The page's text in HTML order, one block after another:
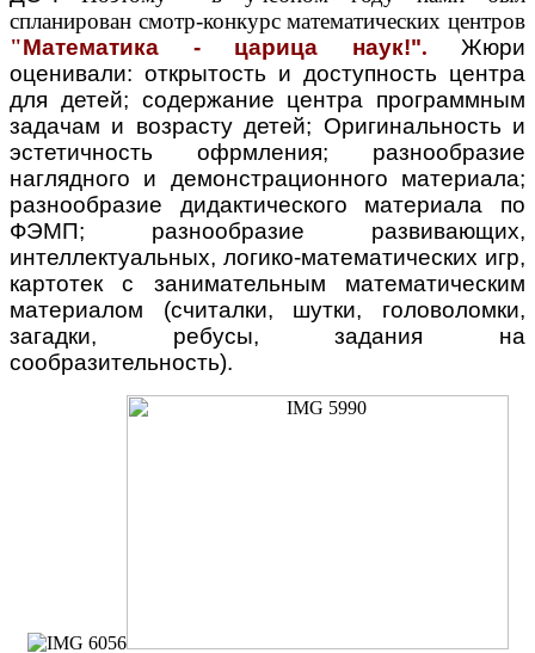
спланирован смотр-конкурс математических центров
"Математика - царица наук!". Жюри
оценивали: открытость и доступность центра
для детей; содержание центра программным
задачам и возрасту детей; Оригинальность и
эстетичность офрмления; разнообразие
наглядного и демонстрационного материала;
разнообразие дидактического материала по
ФЭМП; разнообразие развивающих,
интеллектуальных, логико-математических игр,
картотек с занимательным математическим
материалом (считалки, шутки, головоломки,
загадки, ребусы, задания на
сообразительность).